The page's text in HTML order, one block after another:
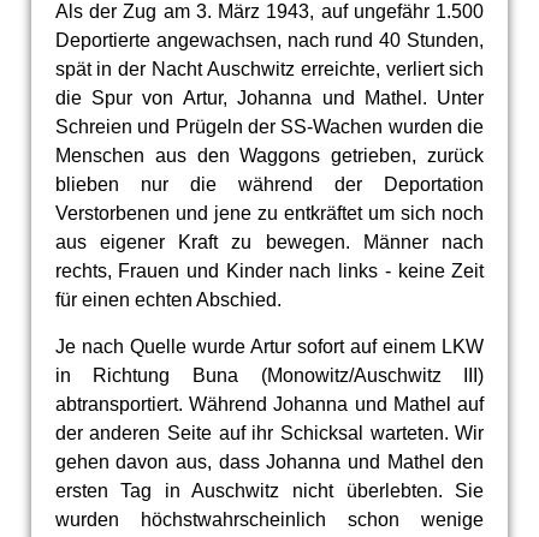
Als der Zug am 3. März 1943, auf ungefähr 1.500
Deportierte angewachsen, nach rund 40 Stunden,
spät in der Nacht Auschwitz erreichte, verliert sich
die Spur von Artur, Johanna und Mathel. Unter
Schreien und Prügeln der SS-Wachen wurden die
Menschen aus den Waggons getrieben, zurück
blieben nur die während der Deportation
Verstorbenen und jene zu entkräftet um sich noch
aus eigener Kraft zu bewegen. Männer nach
rechts, Frauen und Kinder nach links - keine Zeit
für einen echten Abschied.
Je nach Quelle wurde Artur sofort auf einem LKW
in Richtung Buna (Monowitz/Auschwitz III)
abtransportiert. Während Johanna und Mathel auf
der anderen Seite auf ihr Schicksal warteten. Wir
gehen davon aus, dass Johanna und Mathel den
ersten Tag in Auschwitz nicht überlebten. Sie
wurden höchstwahrscheinlich schon wenige